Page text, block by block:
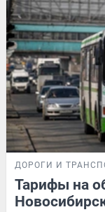
ДОРОГИ И
Тарифы на